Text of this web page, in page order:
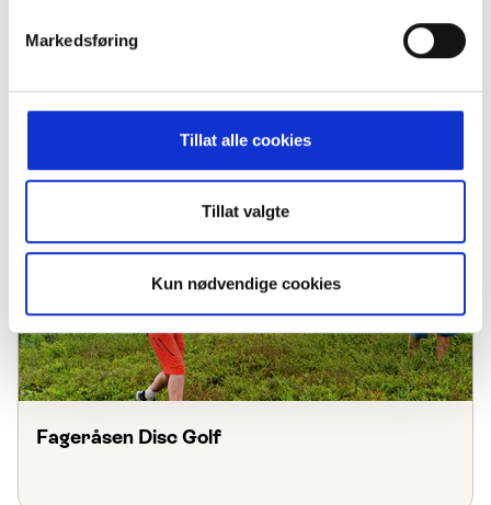
Markedsføring
Tillat alle cookies
Tillat valgte
Kun nødvendige cookies
Puppy visits
Fageråsen Disc Golf